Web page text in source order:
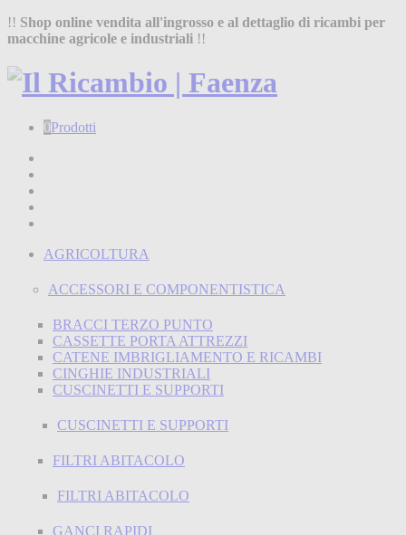
!! Shop online vendita all'ingrosso e al dettaglio di ricambi per
macchine agricole e industriali !!
0Prodotti
AGRICOLTURA
ACCESSORI E COMPONENTISTICA
BRACCI TERZO PUNTO
CASSETTE PORTA ATTREZZI
CATENE IMBRIGLIAMENTO E RICAMBI
CINGHIE INDUSTRIALI
CUSCINETTI E SUPPORTI
CUSCINETTI E SUPPORTI
FILTRI ABITACOLO
FILTRI ABITACOLO
GANCI RAPIDI